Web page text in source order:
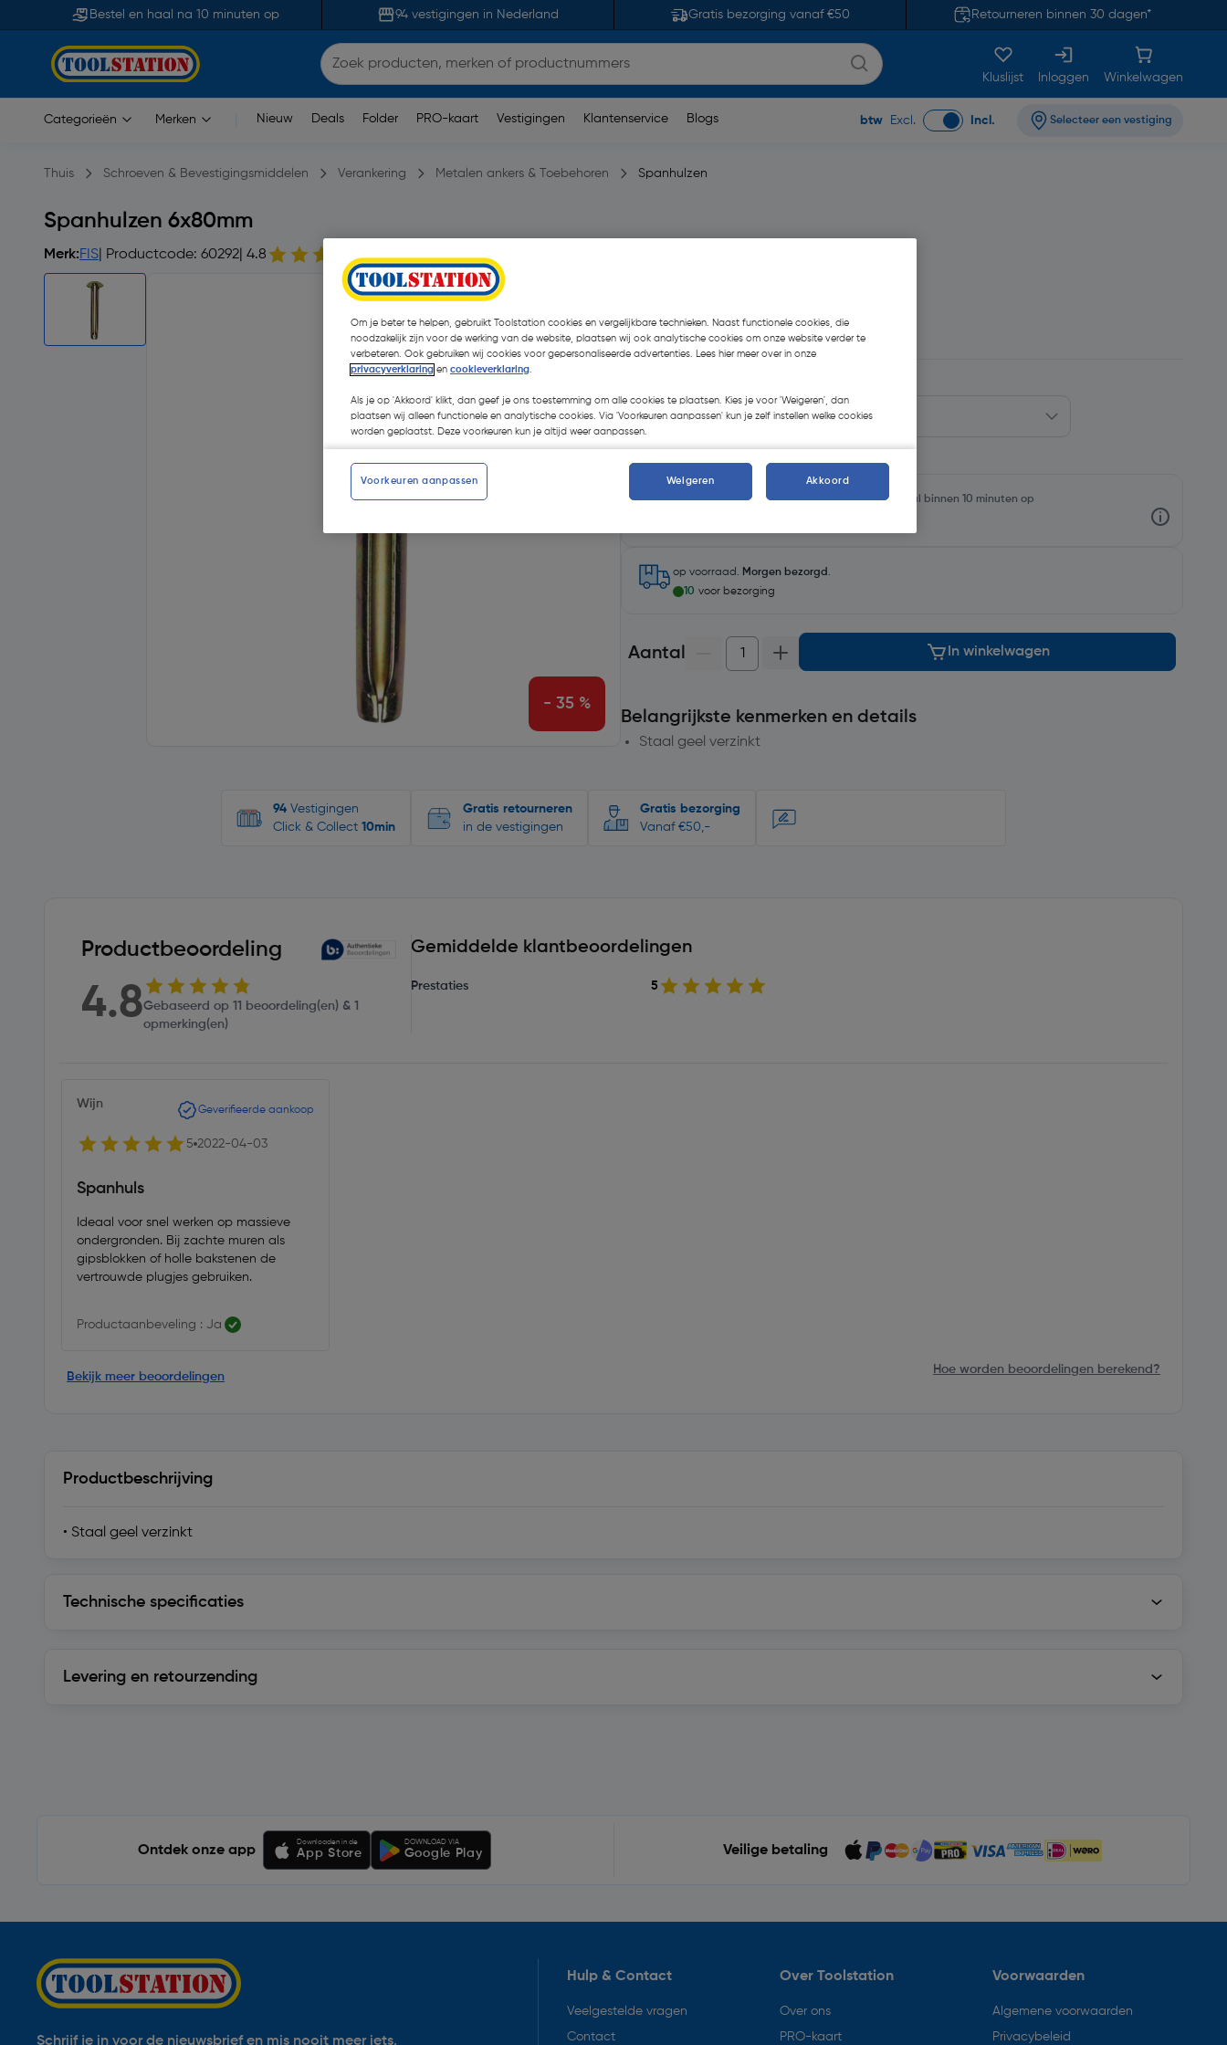
Bestel en haal na 10 minuten op 94 vestigingen in Nederland Gratis bezorging vanaf €50 Retourneren binnen 30 dagen*
Kluslijst Inloggen Winkelwagen
Categorieën Merken Nieuw Deals Folder PRO-kaart Vestigingen Klantenservice Blogs btw Excl. Incl. Selecteer een vestiging
Thuis Schroeven & Bevestigingsmiddelen Verankering Metalen ankers & Toebehoren Spanhulzen
Spanhulzen 6x80mm
Merk:FIS | Productcode: 60292 | 4.8 11 opmerking(en)| 60 Stuks
- 35 %
€ 10,47 | Excl. btw € 8,65
Selecteer winkel - Bekijk voorraadniveaus en haal binnen 10 minuten op
op voorraad. Morgen bezorgd .
10 voor bezorging
Aantal In winkelwagen
Belangrijkste kenmerken en details
Staal geel verzinkt
94 Vestigingen
Click & Collect 10min
Gratis retourneren
in de vestigingen
Gratis bezorging
Vanaf €50,-
Productbeoordeling
4.8Gebaseerd op 11 beoordeling(en) & 1
opmerking(en)
Gemiddelde klantbeoordelingen
Prestaties 5
Wijn Geverifieerde aankoop
5 2022-04-03
Spanhuls
Ideaal voor snel werken op massieve
ondergronden. Bij zachte muren als
gipsblokken of holle bakstenen de
vertrouwde plugjes gebruiken.
Productaanbeveling : Ja
Bekijk meer beoordelingen
Hoe worden beoordelingen berekend?
Productbeschrijving
• Staal geel verzinkt
Technische specificaties
Levering en retourzending
Ontdek onze app
Downloaden in de
App Store
DOWNLOAD VIA
Google Play Veilige betaling
Schrijf je in voor de nieuwsbrief en mis nooit meer iets.
Hulp & Contact
Veelgestelde vragen
Contact
Over Toolstation
Over ons
PRO-kaart
Voorwaarden
Algemene voorwaarden
Privacybeleid
Om je beter te helpen, gebruikt Toolstation cookies en vergelijkbare technieken. Naast functionele cookies, die
noodzakelijk zijn voor de werking van de website, plaatsen wij ook analytische cookies om onze website verder te
verbeteren. Ook gebruiken wij cookies voor gepersonaliseerde advertenties. Lees hier meer over in onze
privacyverklaring en cookieverklaring.
Als je op 'Akkoord' klikt, dan geef je ons toestemming om alle cookies te plaatsen. Kies je voor 'Weigeren', dan
plaatsen wij alleen functionele en analytische cookies. Via 'Voorkeuren aanpassen' kun je zelf instellen welke cookies
worden geplaatst. Deze voorkeuren kun je altijd weer aanpassen.
Voorkeuren aanpassen Weigeren Akkoord